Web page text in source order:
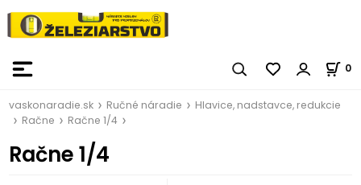
0
vaskonaradie.sk Ručné náradie
Hlavice, nadstavce, redukcie
Račne
Račne 1/4
Račne 1/4